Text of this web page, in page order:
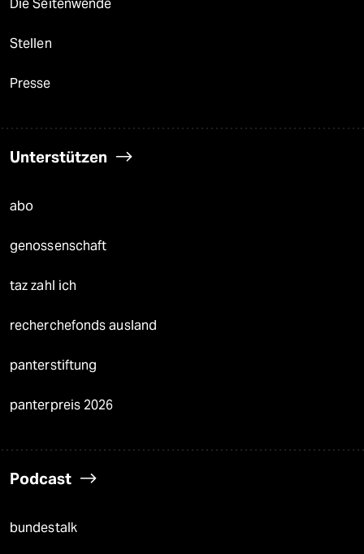
Die Seitenwende
Stellen
Presse
Unterstützen
abo
genossenschaft
taz zahl ich
recherchefonds ausland
panterstiftung
panterpreis 2026
Podcast
bundestalk